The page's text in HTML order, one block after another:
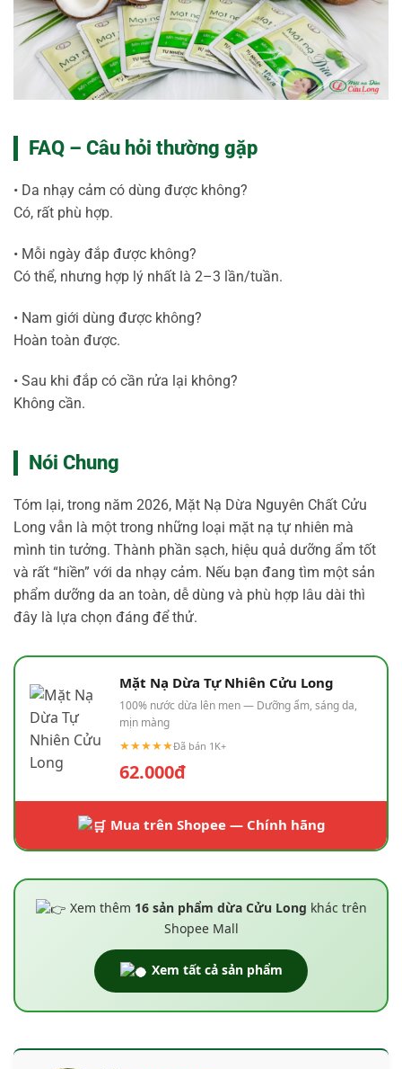
FAQ – Câu hỏi thường gặp
• Da nhạy cảm có dùng được không?
Có, rất phù hợp.
• Mỗi ngày đắp được không?
Có thể, nhưng hợp lý nhất là 2–3 lần/tuần.
• Nam giới dùng được không?
Hoàn toàn được.
• Sau khi đắp có cần rửa lại không?
Không cần.
Nói Chung
Tóm lại, trong năm 2026, Mặt Nạ Dừa Nguyên Chất Cửu
Long vẫn là một trong những loại mặt nạ tự nhiên mà
mình tin tưởng. Thành phần sạch, hiệu quả dưỡng ẩm tốt
và rất “hiền” với da nhạy cảm. Nếu bạn đang tìm một sản
phẩm dưỡng da an toàn, dễ dùng và phù hợp lâu dài thì
đây là lựa chọn đáng để thử.
Mặt Nạ Dừa Tự Nhiên Cửu Long
100% nước dừa lên men — Dưỡng ẩm, sáng da,
mịn màng
★★★★★Đã bán 1K+
62.000đ
Mua trên Shopee — Chính hãng
Xem thêm 16 sản phẩm dừa Cửu Long khác trên
Shopee Mall
Xem tất cả sản phẩm